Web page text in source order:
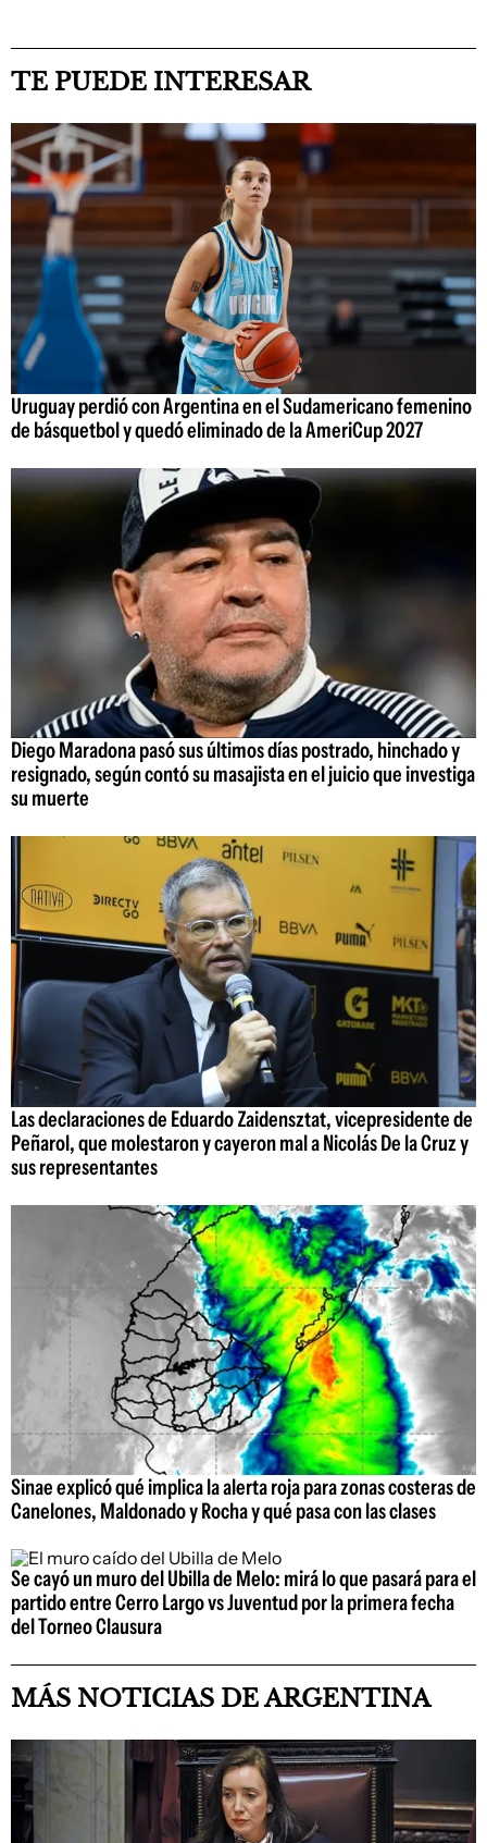
TE PUEDE INTERESAR
Uruguay perdió con Argentina en el Sudamericano femenino
de básquetbol y quedó eliminado de la AmeriCup 2027
Diego Maradona pasó sus últimos días postrado, hinchado y
resignado, según contó su masajista en el juicio que investiga
su muerte
Las declaraciones de Eduardo Zaidensztat, vicepresidente de
Peñarol, que molestaron y cayeron mal a Nicolás De la Cruz y
sus representantes
Sinae explicó qué implica la alerta roja para zonas costeras de
Canelones, Maldonado y Rocha y qué pasa con las clases
Se cayó un muro del Ubilla de Melo: mirá lo que pasará para el
partido entre Cerro Largo vs Juventud por la primera fecha
del Torneo Clausura
MÁS NOTICIAS DE ARGENTINA